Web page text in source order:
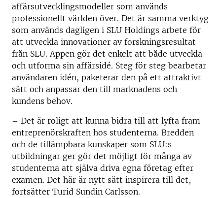
affärsutvecklingsmodeller som används
professionellt världen över. Det är samma verktyg
som används dagligen i SLU Holdings arbete för
att utveckla innovationer av forskningsresultat
från SLU. Appen gör det enkelt att både utveckla
och utforma sin affärsidé. Steg för steg bearbetar
användaren idén, paketerar den på ett attraktivt
sätt och anpassar den till marknadens och
kundens behov.
– Det är roligt att kunna bidra till att lyfta fram
entreprenörskraften hos studenterna. Bredden
och de tillämpbara kunskaper som SLU:s
utbildningar ger gör det möjligt för många av
studenterna att själva driva egna företag efter
examen. Det här är nytt sätt inspirera till det,
fortsätter Turid Sundin Carlsson.